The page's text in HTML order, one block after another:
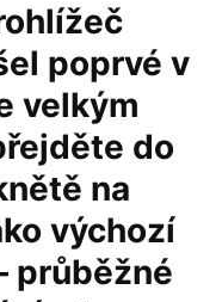
poprvé v
velkým
do
na
výchozí
průběžné